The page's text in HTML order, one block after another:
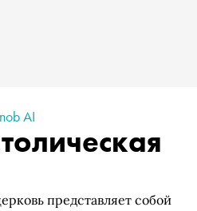
AI
представляет собой